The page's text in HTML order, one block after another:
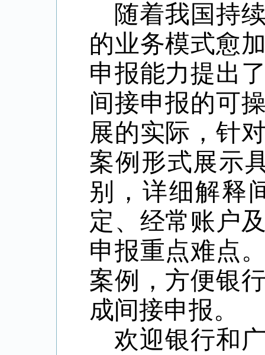
随着我国持
的业务模式愈
申报能力提出
间接申报的可
展的实际，针
案例形式展示
别，详细解释
定、经常账户
申报重点难点
案例，方便银
成间接申报。
欢迎银行和